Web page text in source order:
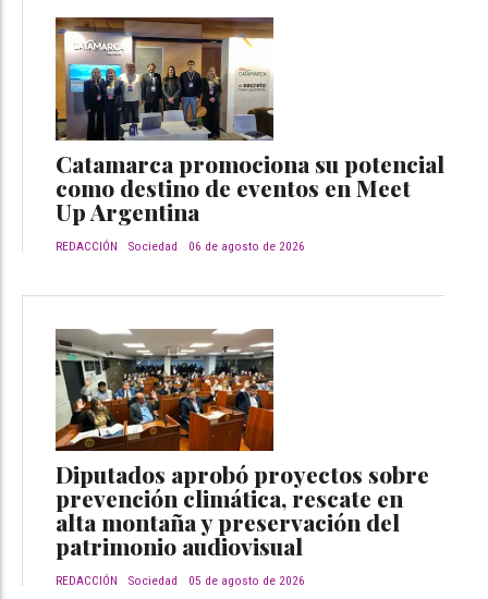
Catamarca promociona su potencial
como destino de eventos en Meet
Up Argentina
REDACCIÓN Sociedad 06 de agosto de 2026
Diputados aprobó proyectos sobre
prevención climática, rescate en
alta montaña y preservación del
patrimonio audiovisual
REDACCIÓN Sociedad 05 de agosto de 2026